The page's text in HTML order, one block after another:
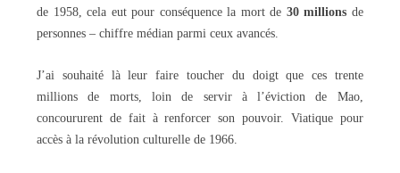
de 1958, cela eut pour conséquence la mort de 30 millions de
personnes – chiffre médian parmi ceux avancés.
J’ai souhaité là leur faire toucher du doigt que ces trente
millions de morts, loin de servir à l’éviction de Mao,
concoururent de fait à renforcer son pouvoir. Viatique pour
accès à la révolution culturelle de 1966.